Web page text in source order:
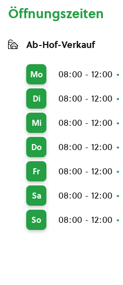
Öffnungszeiten
Ab-Hof-Verkauf
Mo 08:00 - 12:00
Di 08:00 - 12:00
Mi 08:00 - 12:00
Do 08:00 - 12:00
Fr 08:00 - 12:00
Sa 08:00 - 12:00
So 08:00 - 12:00